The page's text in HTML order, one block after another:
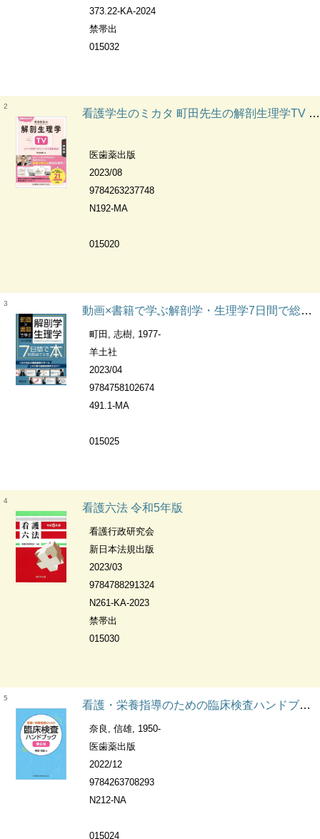
373.22-KA-2024
禁帯出
015032
2
看護学生のミカタ 町田先生の解剖生理学TV 神経編 スキマ時間で学ぶ21本の講義動画
医歯薬出版
2023/08
9784263237748
N192-MA
015020
3
動画×書籍で学ぶ解剖学・生理学7日間で総復習できる本
町田, 志樹, 1977-
羊土社
2023/04
9784758102674
491.1-MA
015025
4
看護六法 令和5年版
看護行政研究会
新日本法規出版
2023/03
9784788291324
N261-KA-2023
禁帯出
015030
5
看護・栄養指導のための臨床検査ハンドブック
奈良, 信雄, 1950-
医歯薬出版
2022/12
9784263708293
N212-NA
015024